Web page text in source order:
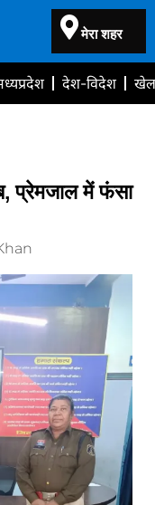
मेरा शहर
देश-विदेश
प्रेमजाल में फंसा